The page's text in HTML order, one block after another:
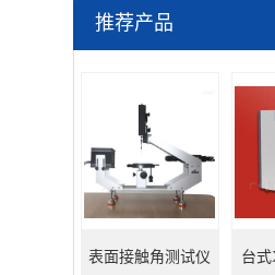
推荐产品
表面接触角测试仪 台